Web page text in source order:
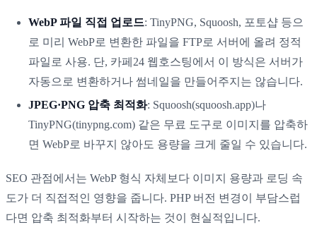
WebP 파일 직접 업로드: TinyPNG, Squoosh, 포토샵 등으
로 미리 WebP로 변환한 파일을 FTP로 서버에 올려 정적
파일로 사용. 단, 카페24 웹호스팅에서 이 방식은 서버가
자동으로 변환하거나 썸네일을 만들어주지는 않습니다.
JPEG·PNG 압축 최적화: Squoosh(squoosh.app)나
TinyPNG(tinypng.com) 같은 무료 도구로 이미지를 압축하
면 WebP로 바꾸지 않아도 용량을 크게 줄일 수 있습니다.
SEO 관점에서는 WebP 형식 자체보다 이미지 용량과 로딩 속
도가 더 직접적인 영향을 줍니다. PHP 버전 변경이 부담스럽
다면 압축 최적화부터 시작하는 것이 현실적입니다.